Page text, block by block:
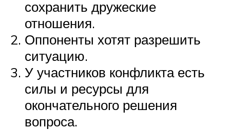
сохранить дружеские
отношения.
Оппоненты хотят разрешить
ситуацию.
У участников конфликта есть
силы и ресурсы для
окончательного решения
вопроса.